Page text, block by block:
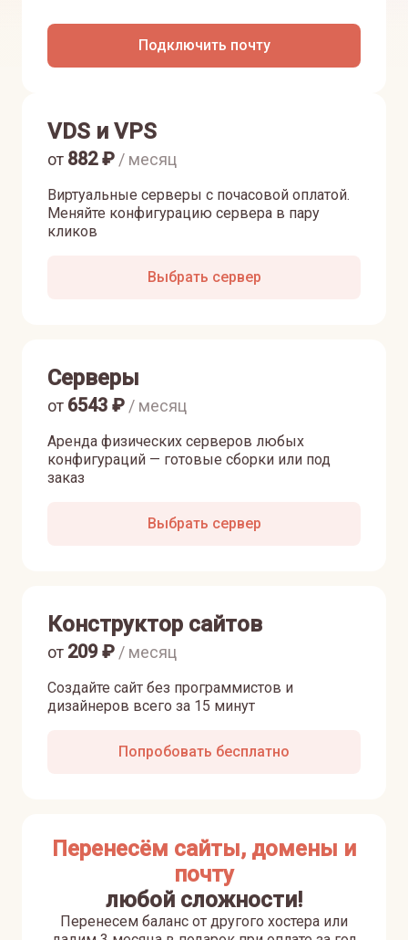
Подключить почту
VDS и VPS
Виртуальные серверы с почасовой оплатой.
Меняйте конфигурацию сервера в пару
кликов
от 882₽ / месяц
Выбрать сервер
Серверы
Аренда физических серверов любых
конфигураций — готовые сборки или под
заказ
от 6543 ₽ / месяц
Выбрать сервер
Конструктор сайтов
Создайте сайт без программистов и
дизайнеров всего за 15 минут
от 209₽ / месяц
Попробовать бесплатно
Перенесём сайты, домены и
почту
любой сложности!
Перенесем баланс от другого хостера или